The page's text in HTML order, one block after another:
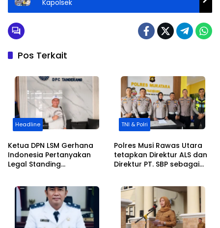
Kapolsek
Pos Terkait
Headline
Ketua DPN LSM Gerhana
Indonesia Pertanyakan
Legal Standing
Tigaraksa
TNI & Polri
Polres Musi Rawas Utara
tetapkan Direktur ALS dan
Direktur PT. SBP sebagai